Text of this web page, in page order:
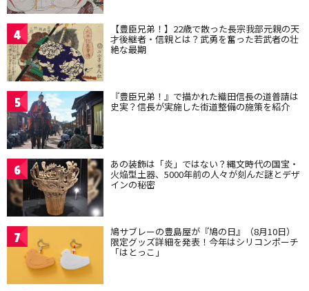
4 【豊臣兄弟！】22歳で散った長宗我部元親の天
才後継者・信親とは？武勇を奮った若武者の壮
絶な最期
5 『豊臣兄弟！』で描かれた織田信長の道普請は
史実？信長が実施した街道整備の施策を紹介
6 あの装飾は「炎」ではない？縄文時代の国宝・
火焔型土器、5000年前の人々が刻んだ謎とデザ
インの秘密
7 鳩サブレーの豊島屋が『鳩の日』（8月10日）
限定グッズ詳細を発表！今年はシリコンポーチ
「はとっこ」